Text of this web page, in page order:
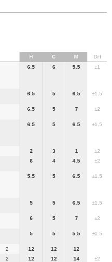
H C M
Diff
6.5 6 5.5 ±1
6.5 5 6.5 ±1.5
6.5 5 7 ±2
6.5 5 6.5 ±1.5
2 3 1
±2
6 4 4.5 ±2
5.5 5 6.5 ±1.5
5 5 6.5 ±1.5
6 5 7 ±2
5 5 5.5 ±0.5
2 12 12
12
2 12 12 14
±2